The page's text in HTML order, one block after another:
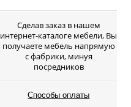
Cделав заказ в нашем
интернет-каталоге мебели, Вы
получаете мебель напрямую
с фабрики, минуя
посредников
Способы оплаты